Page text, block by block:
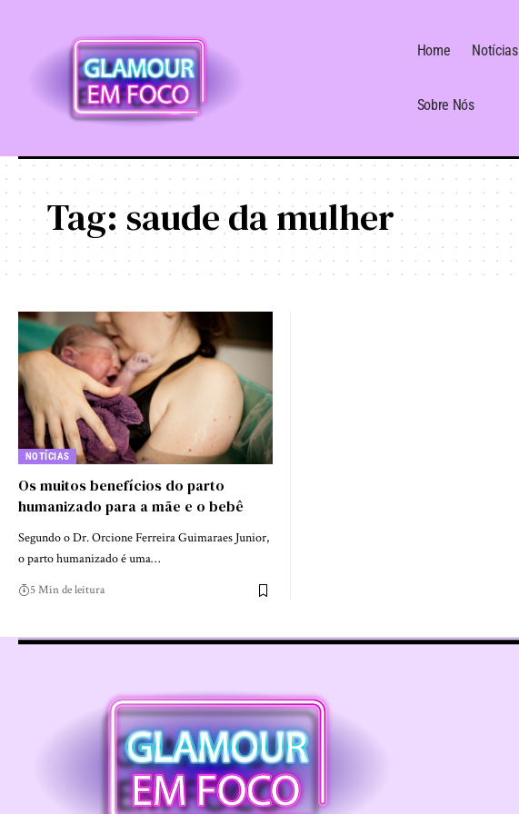
Home Notícias
Sobre Nós
Tag: saude da mulher
NOTÍCIAS
Os muitos benefícios do parto
humanizado para a mãe e o bebê
Segundo o Dr. Orcione Ferreira Guimaraes Junior,
o parto humanizado é uma…
5 Min de leitura